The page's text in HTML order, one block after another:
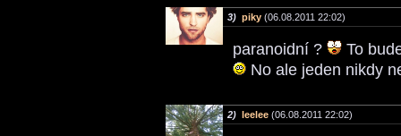
3) piky (06.08.2011 22:02)
paranoidní ?
To
No ale jeden nikdy
2) leelee (06.08.2011 22:02)